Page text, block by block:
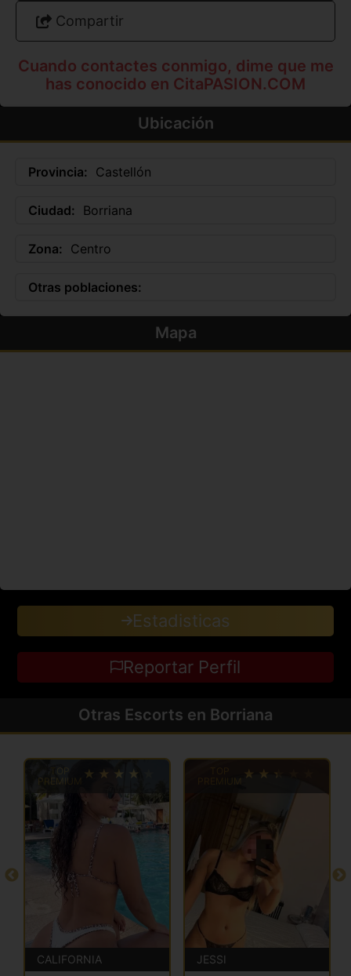
Compartir
Cuando contactes conmigo, dime que me
has conocido en CitaPASION.COM
Ubicación
Provincia: Castellón
Ciudad: Borriana
Zona: Centro
Otras poblaciones:
Mapa
Estadisticas
Reportar Perfil
Otras Escorts en Borriana
CALIFORNIA
TOP
PREMIUM
JESSI
PREMIUM